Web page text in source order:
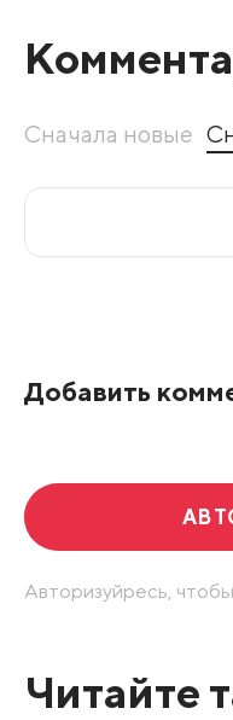
Сначала новые
Добавить
Авторизуйресь,
Читайте